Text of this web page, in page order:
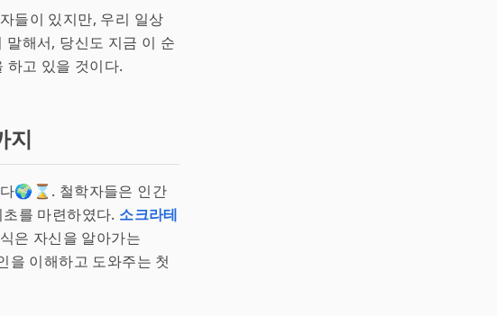
들이 있지만, 우리 일상
해서, 당신도 지금 이 순
하고 있을 것이다.
지
🌍⌛. 철학자들은 인간
를 마련하였다. 소크라테
은 자신을 알아가는
을 이해하고 도와주는 첫